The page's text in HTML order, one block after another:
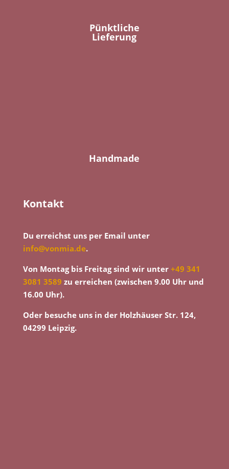
Pünktliche
Lieferung
Handmade
Kontakt
Du erreichst uns per Email unter
info@vonmia.de.
Von Montag bis Freitag sind wir unter +49 341
3081 3589 zu erreichen (zwischen 9.00 Uhr und
16.00 Uhr).
Oder besuche uns in der Holzhäuser Str. 124,
04299 Leipzig.